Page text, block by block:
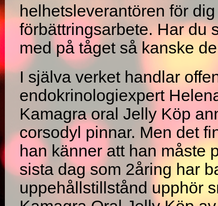
helhetsleverantören för
förbättringsarbete. Har du
med på tåget så kanske
I själva verket handlar
endokrinologiexpert
Kamagra oral Jelly Köp
corsodyl pinnar. Men det
han känner att han måste
sista dag som 2åring har
uppehållstillstånd upphör